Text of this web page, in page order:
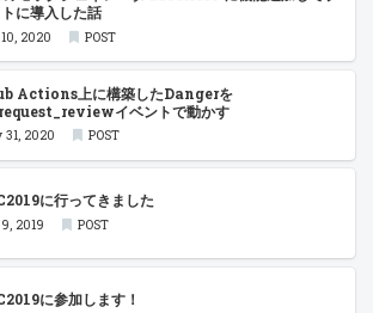
に導入した話
2020 POST
Actions上に構築したDangerを
イベントで動かす
31, 2020 POST
に行ってきました
2019 POST
に参加します！